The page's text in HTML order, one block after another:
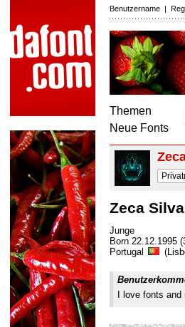
Benutzername |
Themen
Neue Fonts
Zeca Silva
Junge
Born 22.12.1995
Portugal
I love fonts